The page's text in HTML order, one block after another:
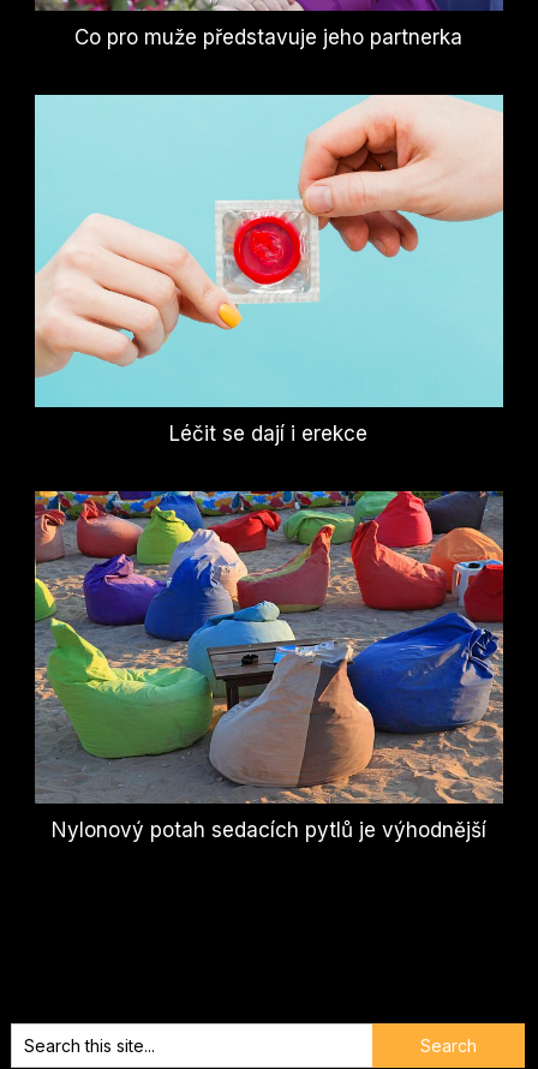
Co pro muže představuje jeho partnerka
Léčit se dají i erekce
Nylonový potah sedacích pytlů je výhodnější